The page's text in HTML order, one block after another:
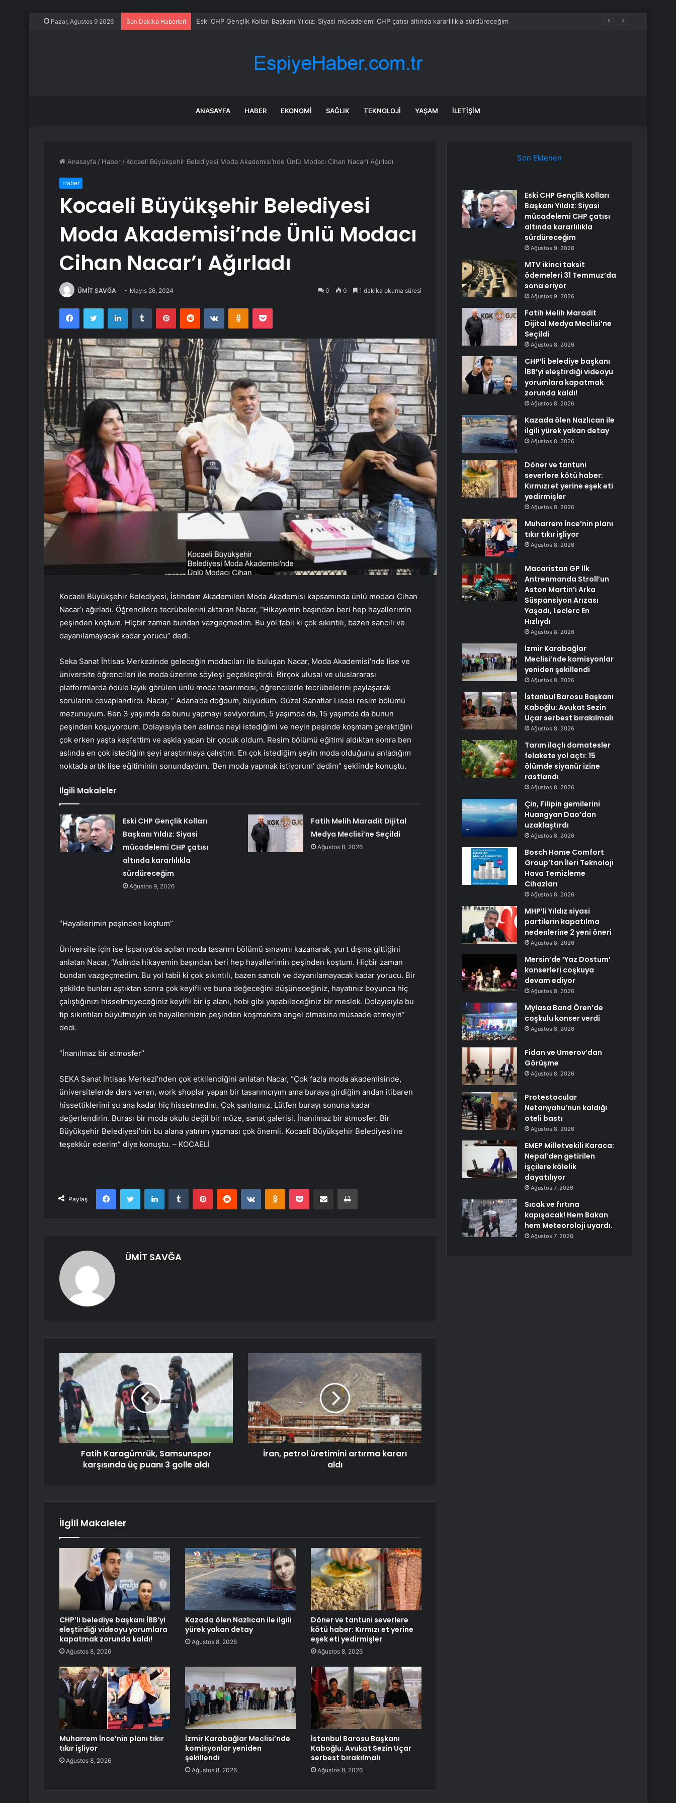
Pazar, Ağustos 9 2026 Son Dakika Haberleri MTV ikinci taksit ödemeleri 31 Temmuz’da sona eriyor
ANASAYFA HABER EKONOMI SAĞLIK TEKNOLOJI YAŞAM İLETIŞIM
Anasayfa / Haber / Kocaeli Büyükşehir Belediyesi Moda Akademisi’nde Ünlü Modacı Cihan Nacar’ı Ağırladı
Haber
Kocaeli Büyükşehir Belediyesi
Moda Akademisi’nde Ünlü Modacı
Cihan Nacar’ı Ağırladı
ÜMİT SAVĞA Mayıs 26, 2024 0 0 1 dakika okuma süresi
FacebookTwitter LinkedInTumblr PinterestReddit VKontakteOdnoklassniki
Pocket
Kocaeli Büyükşehir Belediyesi, İstihdam Akademileri Moda Akademisi kapsamında ünlü modacı Cihan
Nacar’ı ağırladı. Öğrencilere tecrübelerini aktaran Nacar, “Hikayemin başından beri hep hayallerimin
peşinden koştum. Hiçbir zaman bundan vazgeçmedim. Bu yol tabii ki çok sıkıntılı, bazen sancılı ve
dayanılamayacak kadar yorucu” dedi.
Seka Sanat İhtisas Merkezinde geleceğin modacıları ile buluşan Nacar, Moda Akademisi’nde lise ve
üniversite öğrencileri ile moda üzerine söyleşi geçekleştirdi. Birçok ulusal ve uluslararası
platformlarda ödüle layık görülen ünlü moda tasarımcısı, öğrencilerle tecrübelerini paylaşarak
sorularını cevaplandırdı. Nacar, ” Adana’da doğdum, büyüdüm. Güzel Sanatlar Lisesi resim bölümü
mezunuyum. Ben 3 yaşımda da bunu yapmayı seviyordum, 5 yaşımda da, 15 yaşımda da bunun
peşinden koşuyordum. Dolayısıyla ben aslında neyi istediğimi ve neyin peşinde koşmam gerektiğini
çok erken yaşta keşfettim ve aşkla yapan bir çocuk oldum. Resim bölümü eğitimi aldıktan sonra ben
aslında en çok istediğim şeyi araştırmaya çalıştım. En çok istediğim şeyin moda olduğunu anladığım
noktada artık lise eğitiminin sonundaydım. ‘Ben moda yapmak istiyorum’ dedim” şeklinde konuştu.
İlgili Makaleler
Eski CHP Gençlik Kolları
Başkanı Yıldız: Siyasi
mücadelemi CHP çatısı
altında kararlılıkla
sürdüreceğim
Ağustos 9, 2026
Fatih Melih Maradit Dijital
Medya Meclisi’ne Seçildi
Ağustos 8, 2026
“Hayallerimin peşinden koştum”
Üniversite için ise İspanya’da açılan moda tasarım bölümü sınavını kazanarak, yurt dışına gittiğini
anlatan Nacar, “Aslında hikayemin başından beri hep hayallerimin peşinden koştum. Hiçbir zaman
bundan vazgeçmedim. Bu yol tabii ki çok sıkıntılı, bazen sancılı ve dayanılamayacak kadar yorucu. Bir
şekilde bunları aştıktan sonra çok keyifli ve buna değeceğini düşüneceğiniz, hayatınız boyunca hiç
çalıştığınızı hissetmeyeceğiniz keyifli bir iş alanı, hobi gibi yapabileceğiniz bir meslek. Dolayısıyla bu
tip sıkıntıları büyütmeyin ve hayallerinizin peşinden koşmanıza engel olmasına müsaade etmeyin”
dedi.
“İnanılmaz bir atmosfer”
SEKA Sanat İhtisas Merkezi’nden çok etkilendiğini anlatan Nacar, “Çok fazla moda akademisinde,
üniversitelerde ders veren, work shoplar yapan bir tasarımcıyım ama buraya girdiğim andan itibaren
hissettiklerimi şu ana kadar hiç hissetmedim. Çok şanlısınız. Lütfen burayı sonuna kadar
değerlendirin. Burası bir moda okulu değil bir müze, sanat galerisi. İnanılmaz bir atmosfer. Bir
Büyükşehir Belediyesi’nin bu alana yatırım yapması çok önemli. Kocaeli Büyükşehir Belediyesi’ne
teşekkür ederim” diye konuştu. – KOCAELİ
Paylaş
FacebookTwitter LinkedInTumblr PinterestReddit VKontakteOdnoklassniki
Pocket E-Posta ile paylaş Yazdır
ÜMİT SAVĞA
Fatih Karagümrük, Samsunspor
karşısında üç puanı 3 golle aldı
İran, petrol üretimini artırma kararı
aldı
İlgili Makaleler
CHP’li belediye başkanı İBB’yi
eleştirdiği videoyu yorumlara
kapatmak zorunda kaldı!
Ağustos 8, 2026
Kazada ölen Nazlıcan ile ilgili
yürek yakan detay
Ağustos 8, 2026
Döner ve tantuni severlere
kötü haber: Kırmızı et yerine
eşek eti yedirmişler
Ağustos 8, 2026
Muharrem İnce’nin planı tıkır
tıkır işliyor
Ağustos 8, 2026
İzmir Karabağlar Meclisi’nde
komisyonlar yeniden
şekillendi
Ağustos 8, 2026
İstanbul Barosu Başkanı
Kaboğlu: Avukat Sezin Uçar
serbest bırakılmalı
Ağustos 8, 2026
Son Eklenen
Eski CHP Gençlik Kolları
Başkanı Yıldız: Siyasi
mücadelemi CHP çatısı
altında kararlılıkla
sürdüreceğim
Ağustos 9, 2026
MTV ikinci taksit
ödemeleri 31 Temmuz’da
sona eriyor
Ağustos 9, 2026
Fatih Melih Maradit
Dijital Medya Meclisi’ne
Seçildi
Ağustos 8, 2026
CHP’li belediye başkanı
İBB’yi eleştirdiği videoyu
yorumlara kapatmak
zorunda kaldı!
Ağustos 8, 2026
Kazada ölen Nazlıcan ile
ilgili yürek yakan detay
Ağustos 8, 2026
Döner ve tantuni
severlere kötü haber:
Kırmızı et yerine eşek eti
yedirmişler
Ağustos 8, 2026
Muharrem İnce’nin planı
tıkır tıkır işliyor
Ağustos 8, 2026
Macaristan GP İlk
Antrenmanda Stroll’un
Aston Martin’i Arka
Süspansiyon Arızası
Yaşadı, Leclerc En
Hızlıydı
Ağustos 8, 2026
İzmir Karabağlar
Meclisi’nde komisyonlar
yeniden şekillendi
Ağustos 8, 2026
İstanbul Barosu Başkanı
Kaboğlu: Avukat Sezin
Uçar serbest bırakılmalı
Ağustos 8, 2026
Tarım ilaçlı domatesler
felakete yol açtı: 15
ölümde siyanür izine
rastlandı
Ağustos 8, 2026
Çin, Filipin gemilerini
Huangyan Dao’dan
uzaklaştırdı
Ağustos 8, 2026
Bosch Home Comfort
Group’tan İleri Teknoloji
Hava Temizleme
Cihazları
Ağustos 8, 2026
MHP’li Yıldız siyasi
partilerin kapatılma
nedenlerine 2 yeni öneri
Ağustos 8, 2026
Mersin’de ‘Yaz Dostum’
konserleri coşkuya
devam ediyor
Ağustos 8, 2026
Mylasa Band Ören’de
coşkulu konser verdi
Ağustos 8, 2026
Fidan ve Umerov’dan
Görüşme
Ağustos 8, 2026
Protestocular
Netanyahu’nun kaldığı
oteli bastı
Ağustos 8, 2026
EMEP Milletvekili Karaca:
Nepal’den getirilen
işçilere kölelik
dayatılıyor
Ağustos 7, 2026
Sıcak ve fırtına
kapışacak! Hem Bakan
hem Meteoroloji uyardı.
Ağustos 7, 2026